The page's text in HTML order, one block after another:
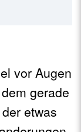
vor Augen
gerade
etwas